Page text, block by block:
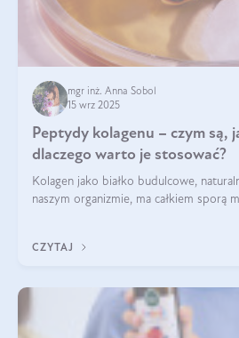
mgr inż. Anna Sobol
15 wrz 2025
Peptydy kolagenu – czym są,
dlaczego warto je stosować?
Kolagen jako białko budulcowe,
naszym organizmie, ma całkiem sporą
bardziej biodostępny
CZYTAJ